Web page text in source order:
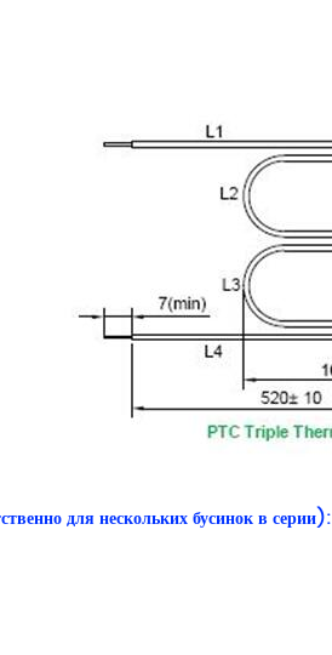
для нескольких бусинок в серии):